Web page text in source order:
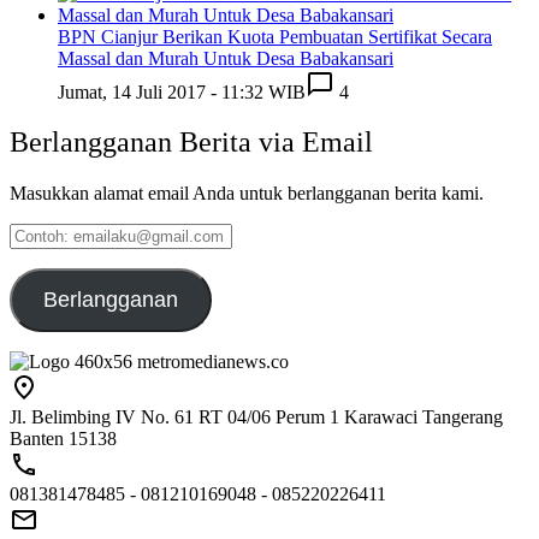
BPN Cianjur Berikan Kuota Pembuatan Sertifikat Secara
Massal dan Murah Untuk Desa Babakansari
Jumat, 14 Juli 2017 - 11:32 WIB
4
Berlangganan Berita via Email
Masukkan alamat email Anda untuk berlangganan berita kami.
Contoh:
emailaku@gmail.com
Berlangganan
Jl. Belimbing IV No. 61 RT 04/06 Perum 1 Karawaci Tangerang
Banten 15138
081381478485 - 081210169048 - 085220226411